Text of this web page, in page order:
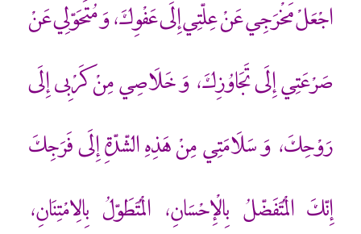
اجْعَلْ مَخْرَجِي عَنْ عِلّتِي إِلَى عَفْوِكَ، وَ مُتَحَوّلِي عَنْ
صَرْعَتِي إِلَى تَجَاوُزِكَ، وَ خَلَاصِي مِنْ كَرْبِي إِلَى
رَوْحِكَ، وَ سَلَامَتِي مِنْ هَذِهِ الشّدّةِ إِلَى فَرَجِكَ‏
إِنّكَ الْمُتَفَضّلُ بِالْإِحْسَانِ، الْمُتَطَوّلُ بِالِامْتِنَانِ،